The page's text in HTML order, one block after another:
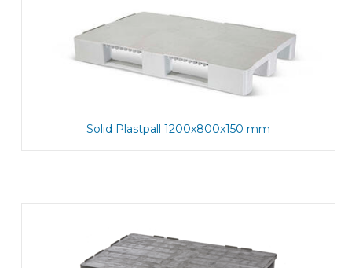
Solid Plastpall 1200x800x150 mm